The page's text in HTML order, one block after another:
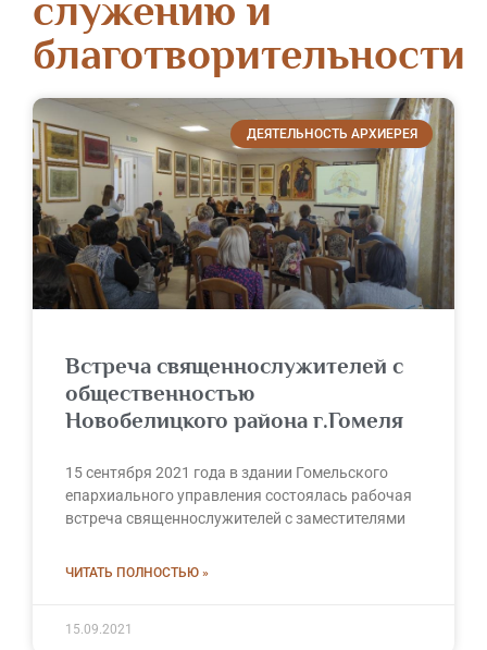
служению и
благотворительности
ДЕЯТЕЛЬНОСТЬ АРХИЕРЕЯ
Встреча священнослужителей с
общественностью
Новобелицкого района г.Гомеля
15 сентября 2021 года в здании Гомельского
епархиального управления состоялась рабочая
встреча священнослужителей с заместителями
ЧИТАТЬ ПОЛНОСТЬЮ »
15.09.2021